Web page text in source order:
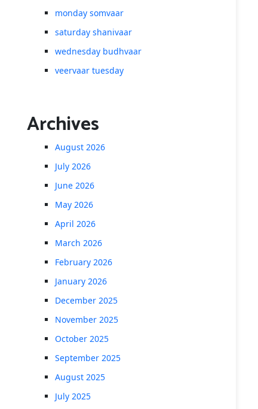
monday somvaar
saturday shanivaar
wednesday budhvaar
veervaar tuesday
Archives
August 2026
July 2026
June 2026
May 2026
April 2026
March 2026
February 2026
January 2026
December 2025
November 2025
October 2025
September 2025
August 2025
July 2025